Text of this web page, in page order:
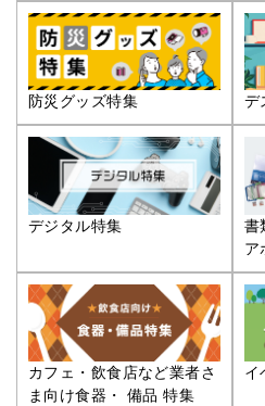
防災グッズ特集 デ
デジタル特集
書
ア
カフェ・飲食店など業者さ
ま向け食器・ 備品 特集
イ